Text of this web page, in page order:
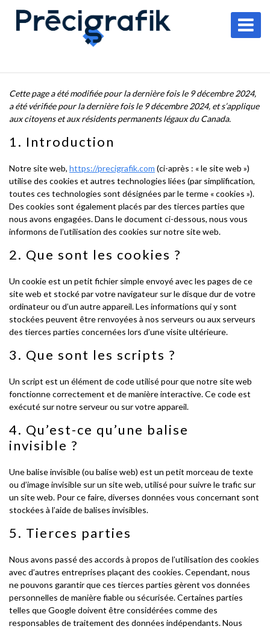
Cette page a été modifiée pour la dernière fois le 9 décembre 2024,
a été vérifiée pour la dernière fois le 9 décembre 2024, et s’applique
aux citoyens et aux résidents permanents légaux du Canada.
1. Introduction
Notre site web, https://precigrafik.com (ci-après : « le site web »)
utilise des cookies et autres technologies liées (par simplification,
toutes ces technologies sont désignées par le terme « cookies »).
Des cookies sont également placés par des tierces parties que
nous avons engagées. Dans le document ci-dessous, nous vous
informons de l’utilisation des cookies sur notre site web.
2. Que sont les cookies ?
Un cookie est un petit fichier simple envoyé avec les pages de ce
site web et stocké par votre navigateur sur le disque dur de votre
ordinateur ou d’un autre appareil. Les informations qui y sont
stockées peuvent être renvoyées à nos serveurs ou aux serveurs
des tierces parties concernées lors d’une visite ultérieure.
3. Que sont les scripts ?
Un script est un élément de code utilisé pour que notre site web
fonctionne correctement et de manière interactive. Ce code est
exécuté sur notre serveur ou sur votre appareil.
4. Qu’est-ce qu’une balise
invisible ?
Une balise invisible (ou balise web) est un petit morceau de texte
ou d’image invisible sur un site web, utilisé pour suivre le trafic sur
un site web. Pour ce faire, diverses données vous concernant sont
stockées à l’aide de balises invisibles.
5. Tierces parties
Nous avons passé des accords à propos de l’utilisation des cookies
avec d’autres entreprises plaçant des cookies. Cependant, nous
ne pouvons garantir que ces tierces parties gèrent vos données
personnelles de manière fiable ou sécurisée. Certaines parties
telles que Google doivent être considérées comme des
responsables de traitement des données indépendants. Nous